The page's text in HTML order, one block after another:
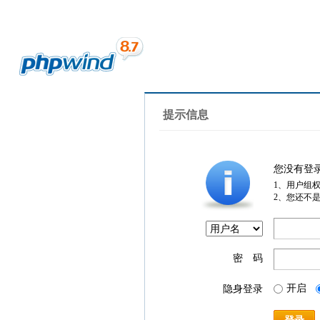
提示信息
您没有登
1、用户组
2、您还不
密 码
隐身登录 开启